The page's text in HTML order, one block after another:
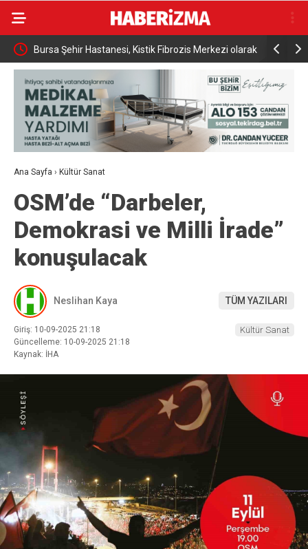
Bursa Şehir Hastanesi, Kistik Fibrozis Merkezi olarak
tescillendi
Ana Sayfa › Kültür Sanat
OSM’de “Darbeler,
Demokrasi ve Milli İrade”
konuşulacak
Neslihan Kaya TÜM YAZILARI
Giriş: 10-09-2025 21:18
Güncelleme: 10-09-2025 21:18
Kaynak: İHA
Kültür Sanat